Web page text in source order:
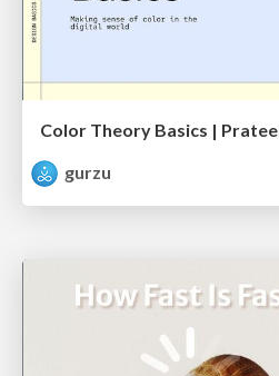
Color Theory Basics |
gurzu